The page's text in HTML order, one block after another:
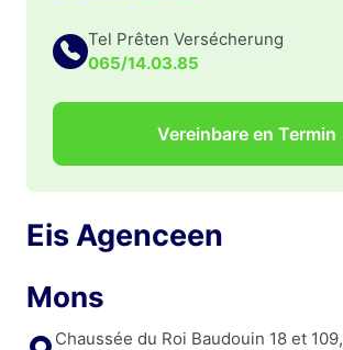
Tel Prêten Versécherung
065/14.03.85
Vereinbare en Termin
Eis Agenceen
Mons
Chaussée du Roi Baudouin 18 et 109,